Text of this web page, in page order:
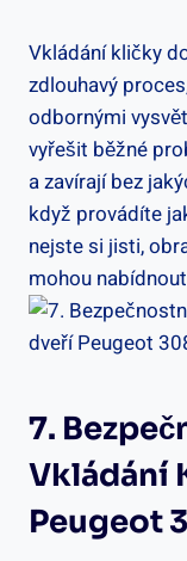
Vkládání​ kličky
zdlouhavý
odbornými
vyřešit běžné
a zavírají bez
když provádíte
nejste ​si jisti,
mohou⁣
7.
Vkládání
Peugeot